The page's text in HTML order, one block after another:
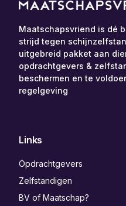
Maatschapsvriend is dé
strijd tegen
uitgebreid pakket aan
opdrachtgevers &
beschermen en te
regelgeving
Links
Opdrachtgevers
Zelfstandigen
BV of Maatschap?